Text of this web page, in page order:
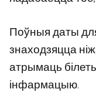
Поўныя даты
знаходзяцца
атрымаць
інфармацыю.